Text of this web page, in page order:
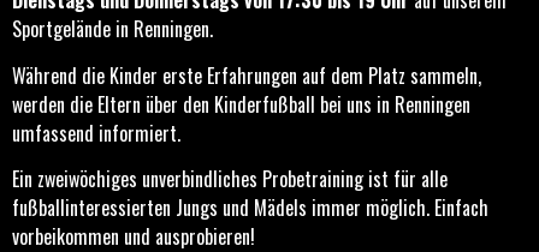
Sportgelände in Renningen.
Während die Kinder erste Erfahrungen auf dem Platz sammeln,
werden die Eltern über den Kinderfußball bei uns in Renningen
umfassend informiert.
Ein zweiwöchiges unverbindliches Probetraining ist für alle
fußballinteressierten Jungs und Mädels immer möglich. Einfach
vorbeikommen und ausprobieren!